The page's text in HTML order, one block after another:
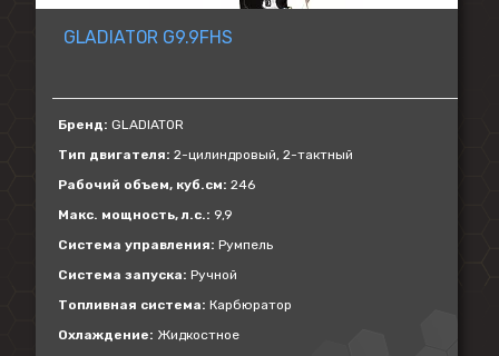
GLADIATOR G9.9FHS
Бренд: GLADIATOR
Тип двигателя: 2-цилиндровый, 2-тактный
Рабочий объем, куб.см: 246
Макс. мощность, л.с.: 9,9
Система управления: Румпель
Система запуска: Ручной
Топливная система: Карбюратор
Охлаждение: Жидкостное